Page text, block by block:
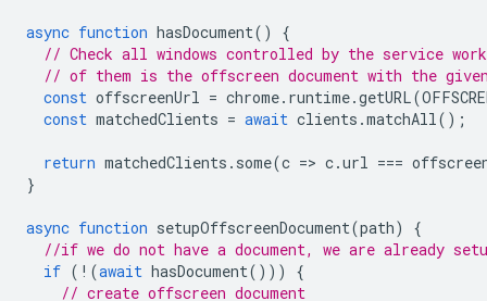
async function hasDocument()
{
// Check all windows controlled by the service
// of them is the offscreen document with the
const offscreenUrl = chrome. runtime.getURL(
const matchedClients = await clients .matchAll ();
return matchedClients . some(c => c.url ===
}
async function setupOffscreenDocument(path)
{
//if we do not have a document, we are already
if ( ! (await hasDocument()))
{
// create offscreen document